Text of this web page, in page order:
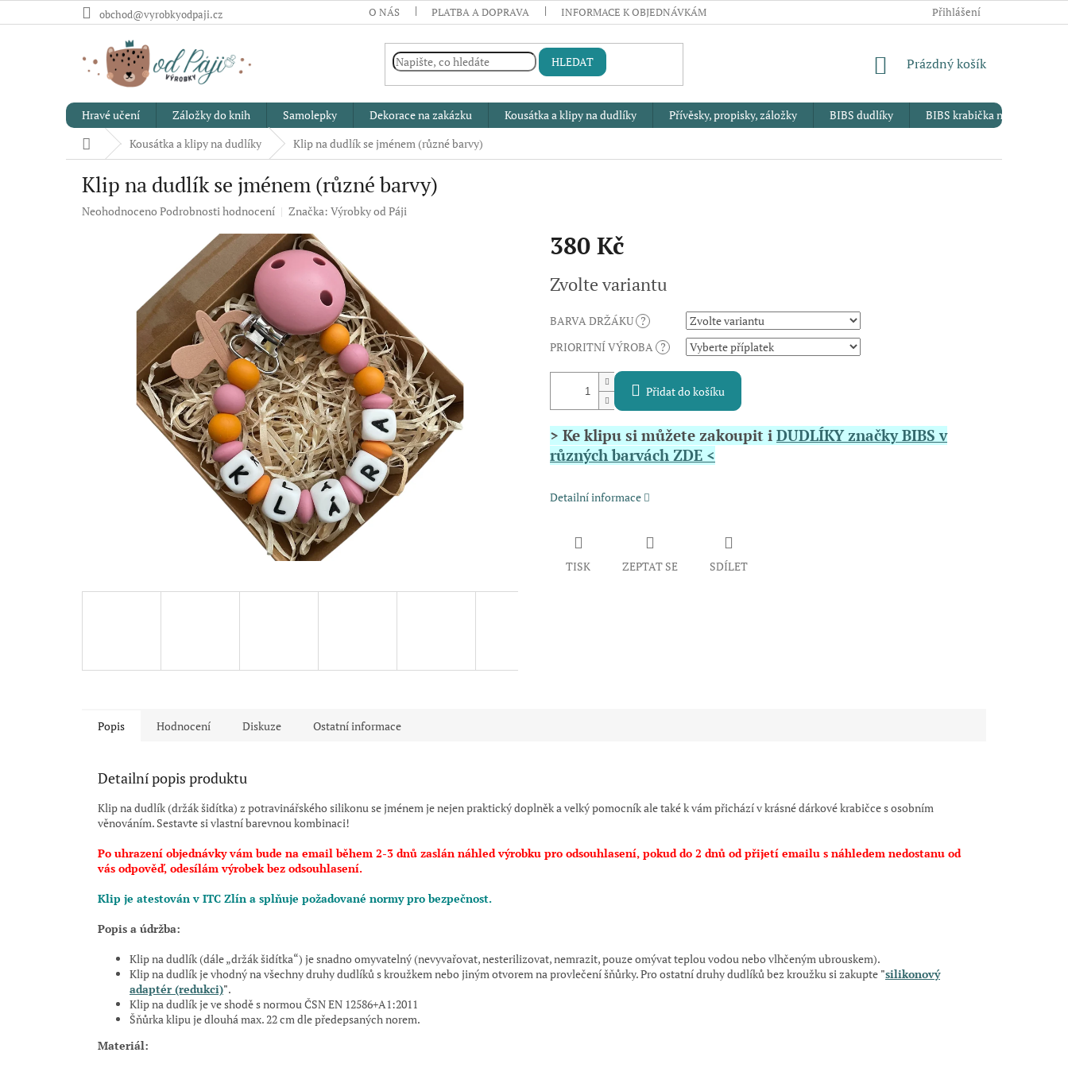
na
obchod@vyrobkyodpaji.cz O NÁS PLATBA A DOPRAVA INFORMACE K OBJEDNÁVKÁM PODMÍNKY OCHRANY OSOBNÍCH
Přihlášení
HLEDAT
NÁKUPNÍ
Prázdný košík
Hravé učení Záložky do knih Samolepky Dekorace na zakázku Kousátka a klipy na dudlíky Přívěsky, propisky, záložky BIBS dudlíky
BIBS krabička na dudlík
Domů Kousátka a klipy na dudlíky Klip na dudlík se jménem (různé barvy)
Klip na dudlík se jménem (různé barvy)
Průměrné
Neohodnoceno Podrobnosti hodnocení Značka: Výrobky od Páji
380 Kč
cena:
Zvolte variantu
BARVA DRŽÁKU ?
PRIORITNÍ VÝROBA ?
Přidat do košíku
> Ke klipu si můžete zakoupit i DUDLÍKY značky BIBS v
různých barvách ZDE <
Detailní informace
TISK ZEPTAT SE SDÍLET
Popis Hodnocení Diskuze Ostatní informace
Detailní popis produktu
Klip na dudlík (držák šidítka) z potravinářského silikonu se jménem je nejen praktický doplněk a velký pomocník ale také k vám přichází v krásné dárkové krabičce s osobním
věnováním. Sestavte si vlastní barevnou kombinaci!
Po uhrazení objednávky vám bude na email během 2-3 dnů zaslán náhled výrobku pro odsouhlasení, pokud do 2 dnů od přijetí emailu s náhledem nedostanu od
vás odpověď, odesílám výrobek bez odsouhlasení.
Klip je atestován v ITC Zlín a splňuje požadované normy pro bezpečnost.
Popis a údržba:
Klip na dudlík (dále „držák šidítka“) je snadno omyvatelný (nevyvařovat, nesterilizovat, nemrazit, pouze omývat teplou vodou nebo vlhčeným ubrouskem).
Klip na dudlík je vhodný na všechny druhy dudlíků s kroužkem nebo jiným otvorem na provlečení šňůrky. Pro ostatní druhy dudlíků bez kroužku si zakupte "silikonový
adaptér (redukci)".
Klip na dudlík je ve shodě s normou ČSN EN 12586+A1:2011
Šňůrka klipu je dlouhá max.22 cmdle předepsaných norem.
Materiál: